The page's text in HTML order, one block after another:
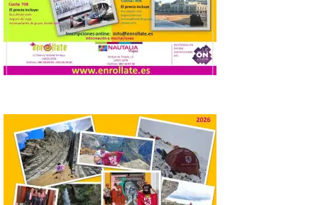
El programa cultural
Salamanca Plazas y Patios
continúa este fin de
semana con propuestas
de teatro y música. En el
Patio Chico está previsto el estreno
Ciclo “Mujeres en la
Historia y la
Peregrinación”, en
Benavides de Órbigo.